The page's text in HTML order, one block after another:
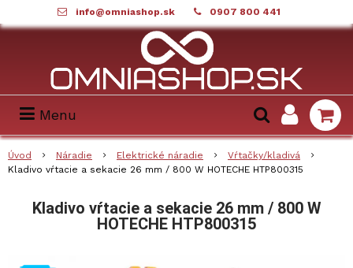
info@omniashop.sk 0907 800 441
Menu
Úvod Náradie Elektrické náradie
Vŕtačky/kladivá
Kladivo vŕtacie a sekacie 26 mm / 800 W HOTECHE HTP800315
Kladivo vŕtacie a sekacie 26 mm / 800 W
HOTECHE HTP800315